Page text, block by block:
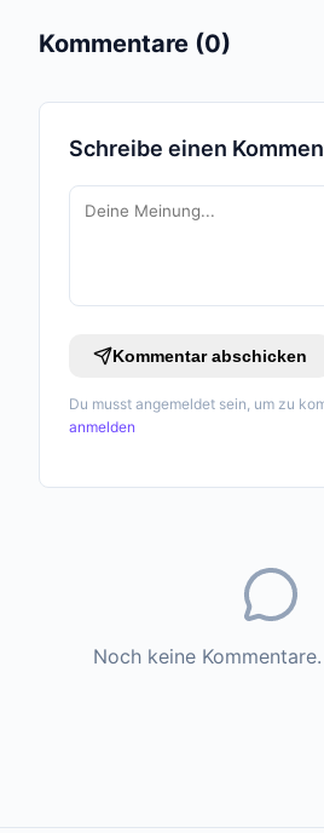
Kommentare (0)
Schreibe einen
Kommentar abschicken
Du musst angemeldet sein, um zu
anmelden
Noch keine